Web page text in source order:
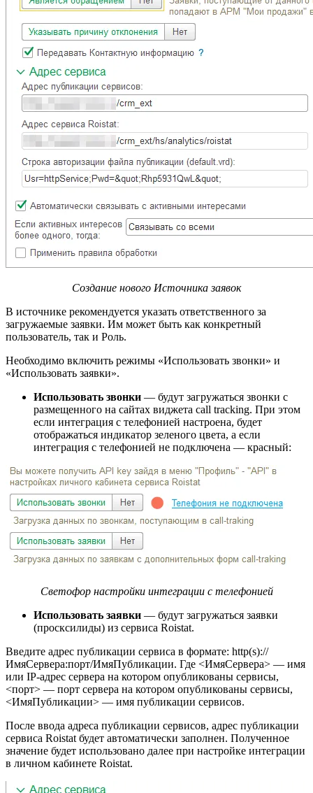
Создание нового Источника заявок
В источнике рекомендуется указать ответственного за
загружаемые заявки. Им может быть как конкретный
пользователь, так и Роль.
Необходимо включить режимы «Использовать звонки» и
«Использовать заявки».
Использовать звонки — будут загружаться звонки с
размещенного на сайтах виджета call tracking. При этом
если интеграция с телефонией настроена, будет
отображаться индикатор зеленого цвета, а если
интеграция с телефонией не подключена — красный:
Светофор настройки интеграции с телефонией
Использовать заявки — будут загружаться заявки
(просксилиды) из сервиса Roistat.
Введите адрес публикации сервиса в формате: http(s)://
ИмяСервера:порт/ИмяПубликации. Где <ИмяСервера> — имя
или IP-адрес сервера на котором опубликованы сервисы,
<порт> — порт сервера на котором опубликованы сервисы,
<ИмяПубликации> — имя публикации сервисов.
После ввода адреса публикации сервисов, адрес публикации
сервиса Roistat будет автоматически заполнен. Полученное
значение будет использовано далее при настройке интеграции
в личном кабинете Roistat.